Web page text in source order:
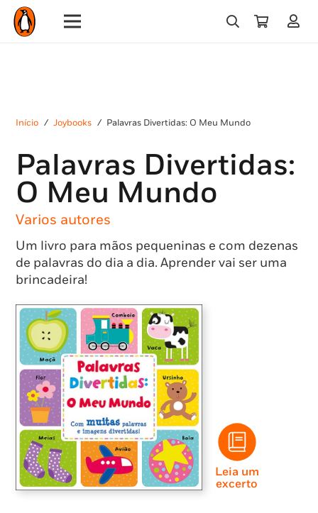
Início / Joybooks / Palavras Divertidas: O Meu Mundo
Palavras Divertidas:
O Meu Mundo
Varios autores
Um livro para mãos pequeninas e com dezenas
de palavras do dia a dia. Aprender vai ser uma
brincadeira!
Leia um
excerto